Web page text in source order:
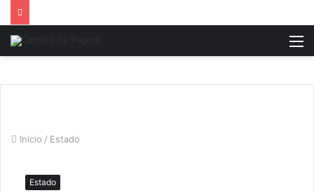
Inicio / Estado
Estado